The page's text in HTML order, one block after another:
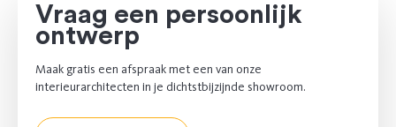
Vraag een persoonlijk
ontwerp
Maak gratis een afspraak met een van onze
interieurarchitecten in je dichtstbijzijnde showroom.